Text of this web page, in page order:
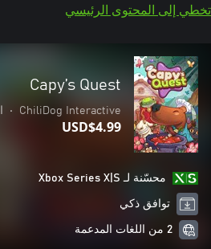
تخطي إلى المحتوى الرئيسي
Capy’s Quest
ChiliDog Interactive
•
USD$4.99
محسّنة لـ Xbox Series X|S
توافق ذكي
2 من اللغات المدعمة